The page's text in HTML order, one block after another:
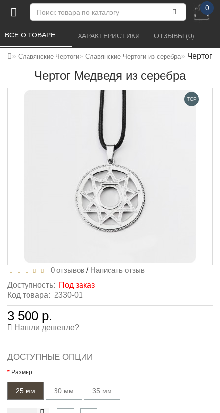
0
Славянские Чертоги Славянские Чертоги из серебра Чертог
Чертог Медведя из серебра
ВСЕ О ТОВАРЕ ХАРАКТЕРИСТИКИ ОТЗЫВЫ (0)
TOP
0 отзывов / Написать отзыв
Доступность:
Под заказ
Код товара: 2330-01
3 500 р.
Нашли дешевле?
ДОСТУПНЫЕ ОПЦИИ
Размер
25 мм 30 мм 35 мм